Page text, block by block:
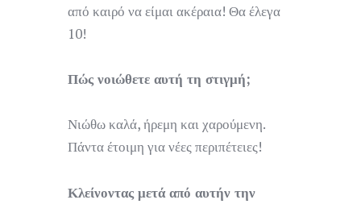
από καιρό να είμαι ακέραια! Θα έλεγα
10!
Πώς νοιώθετε αυτή τη στιγμή;
Νιώθω καλά, ήρεμη και χαρούμενη.
Πάντα έτοιμη για νέες περιπέτειες!
Κλείνοντας μετά από αυτήν την